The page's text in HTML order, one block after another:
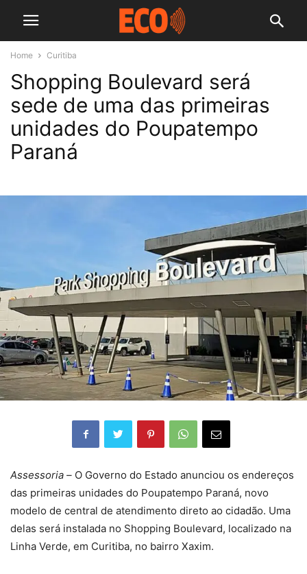
Home Curitiba
Shopping Boulevard será
sede de uma das primeiras
unidades do Poupatempo
Paraná
Assessoria – O Governo do Estado anunciou os endereços
das primeiras unidades do Poupatempo Paraná, novo
modelo de central de atendimento direto ao cidadão. Uma
delas será instalada no Shopping Boulevard, localizado na
Linha Verde, em Curitiba, no bairro Xaxim.